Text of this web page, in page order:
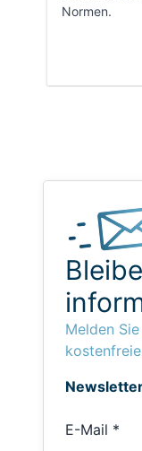
Normen.
Melden